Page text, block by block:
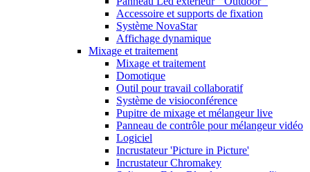
Accessoire et supports de fixation
Système NovaStar
Affichage dynamique
Mixage et traitement
Mixage et traitement
Domotique
Outil pour travail collaboratif
Système de visioconférence
Pupitre de mixage et mélangeur live
Panneau de contrôle pour mélangeur vidéo
Logiciel
Incrustateur 'Picture in Picture'
Incrustateur Chromakey